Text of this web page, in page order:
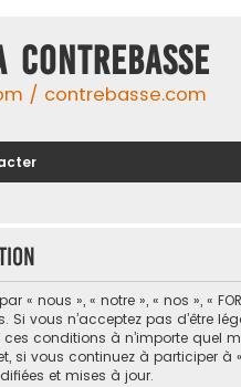
/ contrebasse.com
« nous », « notre », « nos », «
vous n’acceptez pas d’être
ces conditions à n’importe
vous continuez à participer à «
et mises à jour.